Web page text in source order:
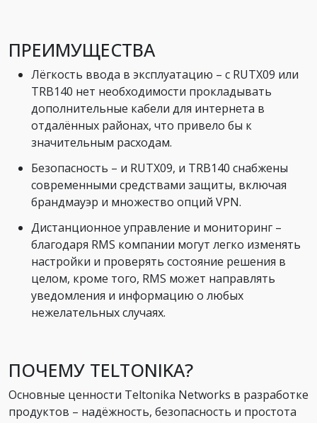
ПРЕИМУЩЕСТВА
Лёгкость ввода в эксплуатацию – с RUTX09 или
TRB140 нет необходимости прокладывать
дополнительные кабели для интернета в
отдалённых районах, что привело бы к
значительным расходам.
Безопасность – и RUTX09, и TRB140 снабжены
современными средствами защиты, включая
брандмауэр и множество опций VPN.
Дистанционное управление и мониторинг –
благодаря RMS компании могут легко изменять
настройки и проверять состояние решения в
целом, кроме того, RMS может направлять
уведомления и информацию о любых
нежелательных случаях.
ПОЧЕМУ TELTONIKA?
Основные ценности Teltonika Networks в разработке
продуктов – надёжность, безопасность и простота